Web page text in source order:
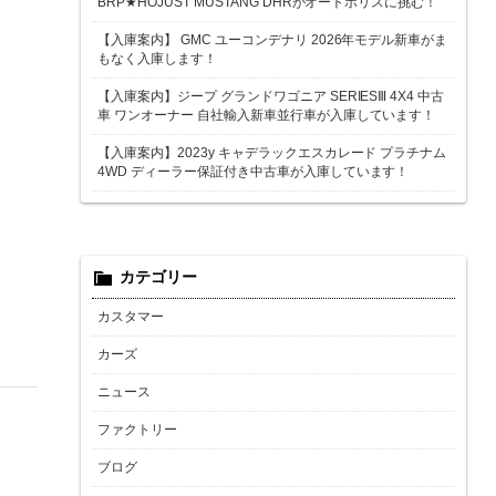
【入庫案内】 GMC ユーコンデナリ 2026年モデル新車がま
もなく入庫します！
【入庫案内】ジープ グランドワゴニア SERIESⅢ 4X4 中古
車 ワンオーナー 自社輸入新車並行車が入庫しています！
【入庫案内】2023y キャデラックエスカレード プラチナム
4WD ディーラー保証付き中古車が入庫しています！
カテゴリー
カスタマー
カーズ
ニュース
ファクトリー
ブログ